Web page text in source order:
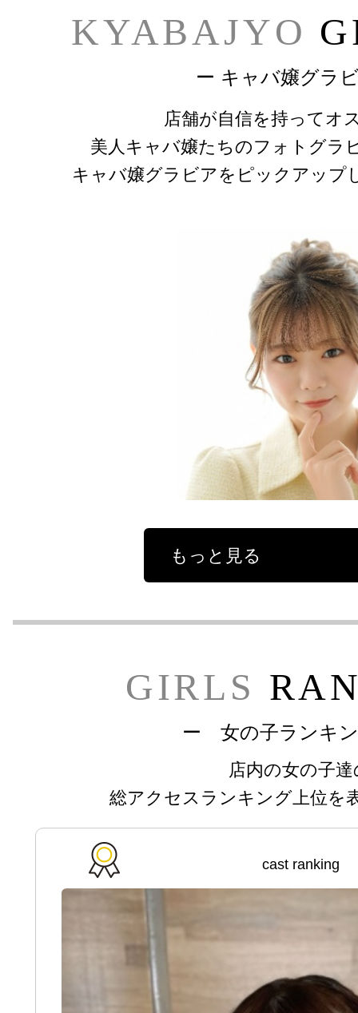
KYABAJYO
ー キャバ嬢グラ
店舗が自信を持ってオ
美人キャバ嬢たちのフォトグラ
キャバ嬢グラビアをピックアップ
もっと見る
GIRLS
ー 女の子ランキ
店内の女の子達
総アクセスランキング上位を
cast ranking